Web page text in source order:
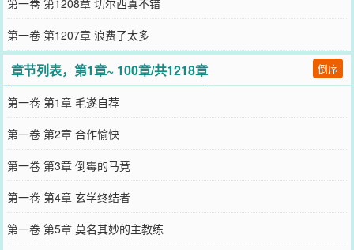
第一卷 第1207章 浪费了太多
章节列表，第1章~ 100章/共1218章 倒序
第一卷 第1章 毛遂自荐
第一卷 第2章 合作愉快
第一卷 第3章 倒霉的马竞
第一卷 第4章 玄学终结者
第一卷 第5章 莫名其妙的主教练